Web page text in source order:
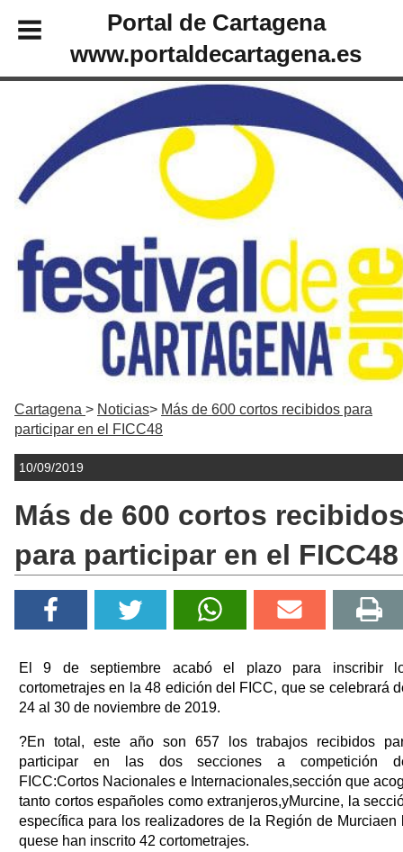
Portal de Cartagena
www.portaldecartagena.es
Cartagena Noticias
Más de 600 cortos recibidos para
participar en el FICC48
10/09/2019
Más de 600 cortos
para participar en el FICC48
El 9 de septiembre acabó el plazo para inscribir
cortometrajes en la 48 edición del FICC, que se celebrará
24 al 30 de noviembre de 2019.
?En total, este año son 657 los trabajos recibidos
participar en las dos secciones a competición
FICC:Cortos Nacionales e Internacionales,sección que
tanto cortos españoles como extranjeros,yMurcine, la
específica para los realizadores de la Región de Murciaen
quese han inscrito 42 cortometrajes.